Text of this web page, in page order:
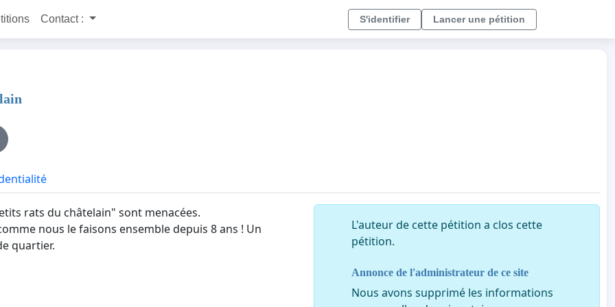
Contact : S'identifier Lancer une pétition
rats du châtelain" sont menacées.
nous le faisons ensemble depuis 8 ans ! Un
quartier.
L'auteur de cette pétition a clos cette
pétition.
Annonce de l'administrateur de ce site
Nous avons supprimé les informations